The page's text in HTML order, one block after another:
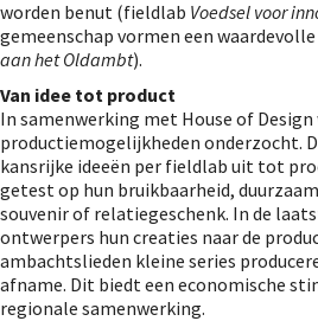
worden benut (fieldlab Voedsel voor
gemeenschap vormen een
aan het Oldambt).
Van idee tot product
In samenwerking met House of
productiemogelijkheden onderzocht.
kansrijke ideeën per fieldlab uit tot
getest op hun bruikbaarheid,
souvenir of relatiegeschenk. In de
ontwerpers hun creaties naar de
ambachtslieden kleine series
afname. Dit biedt een economische
regionale samenwerking.